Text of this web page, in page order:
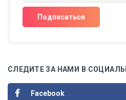
СЛЕДИТЕ ЗА НАМИ В
Facebook